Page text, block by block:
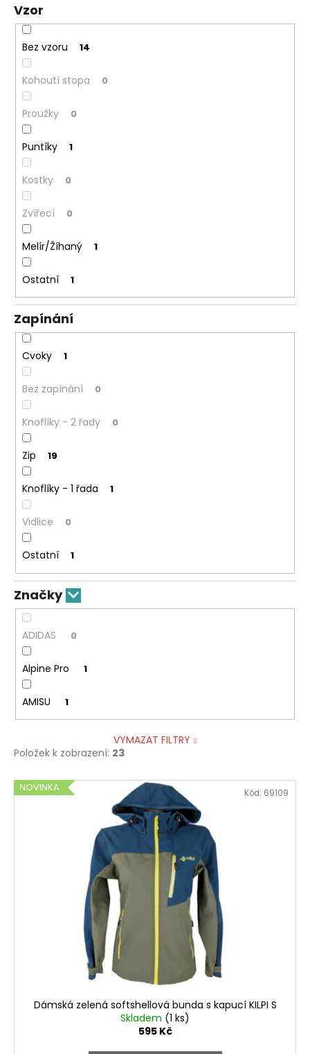
Vzor
Bez vzoru 14
Kohoutí stopa 0
Proužky 0
Puntíky 1
Kostky 0
Zvířecí 0
Melír/Žíhaný 1
Ostatní 1
Zapínání
Cvoky 1
Bez zapínání 0
Knoflíky - 2 řady 0
Zip 19
Knoflíky - 1 řada 1
Vidlice 0
Ostatní 1
Značky
ADIDAS 0
Alpine Pro 1
AMISU 1
VYMAZAT FILTRY
Položek k zobrazení: 23
VNOVINKA
Dámská zelená softshellová bunda s kapucí KILPI S
Skladem (1 ks)
595 Kč
Kód: 69109